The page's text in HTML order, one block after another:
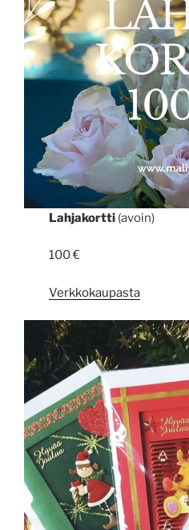
Lahjakortti (avoin)
100 €
Verkkokaupasta